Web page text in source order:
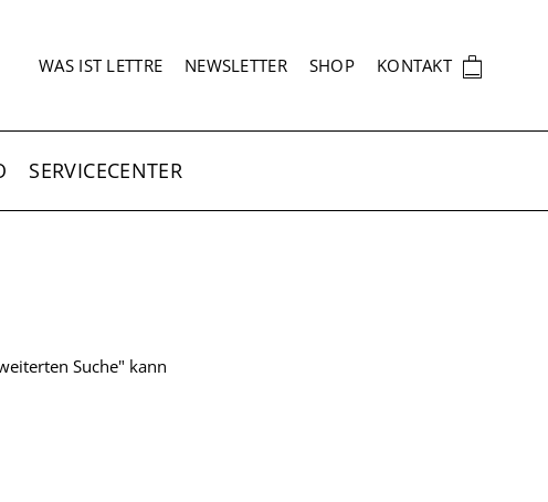
SEKUNDÄRNAVIGATION
WAS IST LETTRE NEWSLETTER SHOP KONTAKT 🛍
SERVICECENTER
Suche" kann